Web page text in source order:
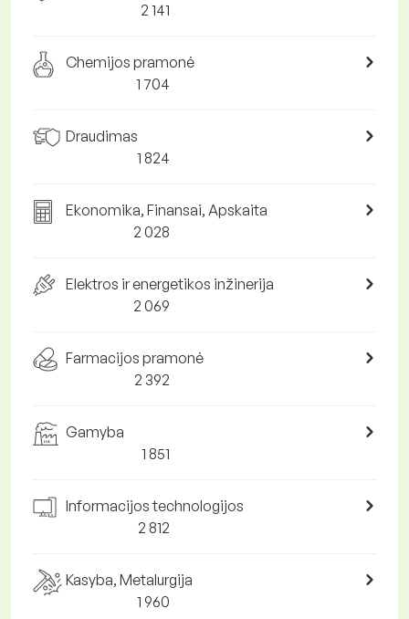
2 141
Chemijos pramonė
1 704
Draudimas
1 824
Ekonomika, Finansai, Apskaita
2 028
Elektros ir energetikos inžinerija
2 069
Farmacijos pramonė
2 392
Gamyba
1 851
Informacijos technologijos
2 812
Kasyba, Metalurgija
1 960